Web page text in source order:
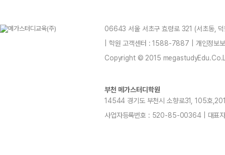
최상위
06643 서울 서초구 효령로 321 (서초동,
| 학원 고객센터 : 1588-7887 | 개인정보
Copyright © 2015
부천 메가스터디학원
14544 경기도 부천시 소향로31, 105호
사업자등록번호 : 520-85-00364 | 대표